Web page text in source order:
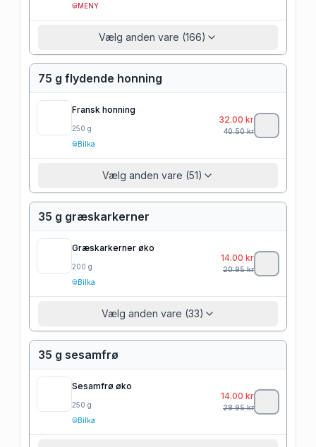
MENY
Vælg anden vare (166)
75 g flydende honning
Fransk honning
250 g
Bilka
32.00 kr
40.50kr
Vælg anden vare (51)
35 g græskarkerner
Græskarkerner øko
200 g
Bilka
14.00 kr
20.95kr
Vælg anden vare (33)
35 g sesamfrø
Sesamfrø øko
250 g
Bilka
14.00 kr
28.95kr